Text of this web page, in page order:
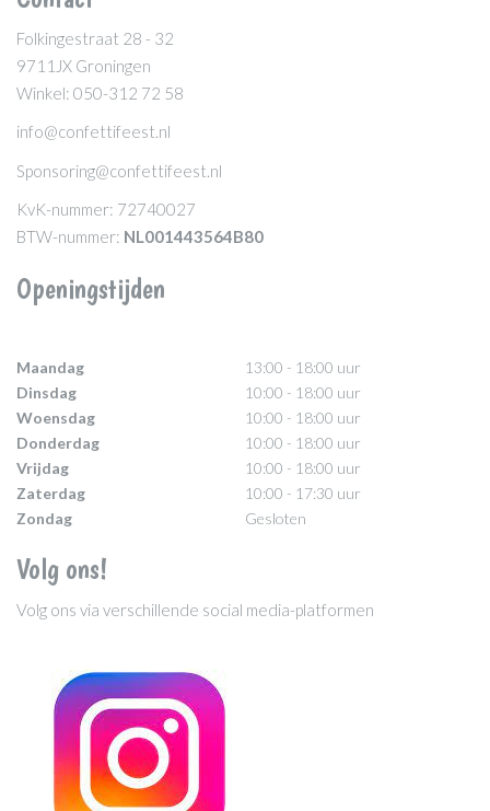
Folkingestraat 28 - 32
9711JX Groningen
Winkel: 050-312 72 58
info@confettifeest.nl
Sponsoring@confettifeest.nl
KvK-nummer: 72740027
BTW-nummer: NL001443564B80
Openingstijden
Maandag
13:00 - 18:00 uur
Dinsdag
10:00 - 18:00 uur
Woensdag
10:00 - 18:00 uur
Donderdag
10:00 - 18:00 uur
Vrijdag
10:00 - 18:00 uur
Zaterdag
10:00 - 17:30 uur
Zondag
Gesloten
Volg ons!
Volg ons via verschillende social media-platformen